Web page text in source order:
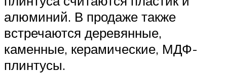
алюминий. В продаже также
встречаются деревянные,
каменные, керамические, МДФ-
плинтусы.